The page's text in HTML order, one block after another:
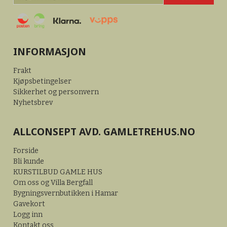
INFORMASJON
Frakt
Kjøpsbetingelser
Sikkerhet og personvern
Nyhetsbrev
ALLCONSEPT AVD. GAMLETREHUS.NO
Forside
Bli kunde
KURSTILBUD GAMLE HUS
Om oss og Villa Bergfall
Bygningsvernbutikken i Hamar
Gavekort
Logg inn
Kontakt oss